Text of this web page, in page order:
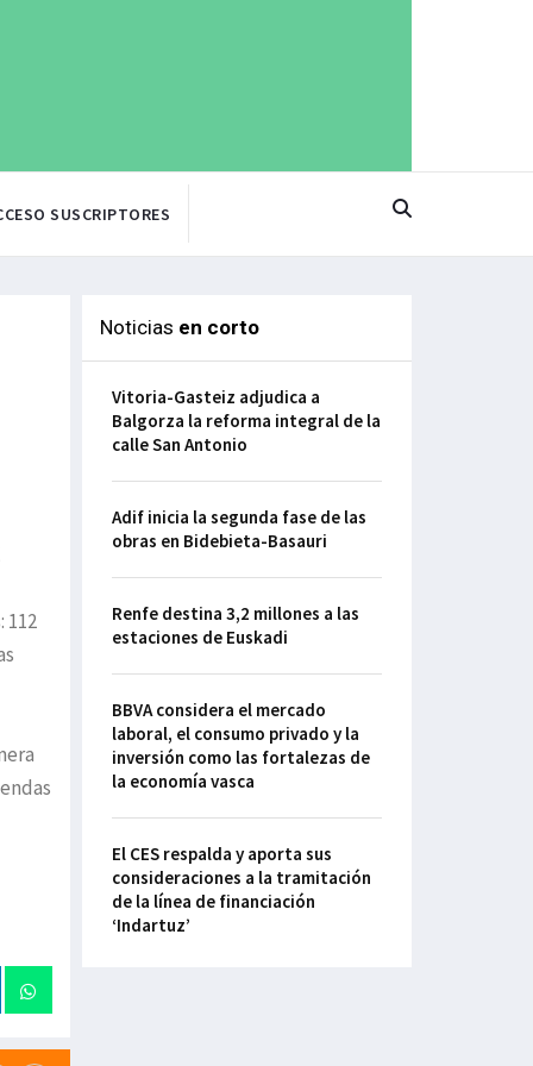
SUSCRIPTORES
112
Noticias en corto
Vitoria-Gasteiz adjudica a
Balgorza la reforma integral de la
calle San Antonio
Adif inicia la segunda fase de las
obras en Bidebieta-Basauri
Renfe destina 3,2 millones a las
estaciones de Euskadi
BBVA considera el mercado
laboral, el consumo privado y la
inversión como las fortalezas de
la economía vasca
El CES respalda y aporta sus
consideraciones a la tramitación
de la línea de financiación
‘Indartuz’